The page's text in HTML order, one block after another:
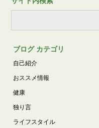
ブログ カテゴリ
自己紹介
おススメ情報
健康
独り言
ライフスタイル